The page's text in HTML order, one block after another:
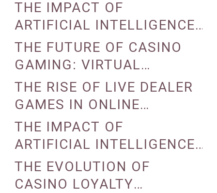
REALITY
THE IMPACT OF
ARTIFICIAL INTELLIGENCE
ON CASINO OPERATIONS
THE FUTURE OF CASINO
GAMING: VIRTUAL
REALITY AND AUGMENTED
REALITY
THE RISE OF LIVE DEALER
GAMES IN ONLINE
CASINOS
THE IMPACT OF
ARTIFICIAL INTELLIGENCE
ON CASINO OPERATIONS
THE EVOLUTION OF
CASINO LOYALTY